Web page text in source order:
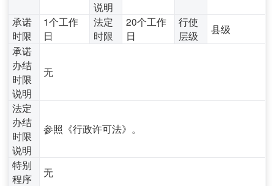
说明
承诺
时限
1个工作
日
法定
时限
20个工作
日
行使
层级
县级
承诺
办结
时限
说明
无
法定
办结
时限
说明
参照《行政许可法》。
特别
程序
无